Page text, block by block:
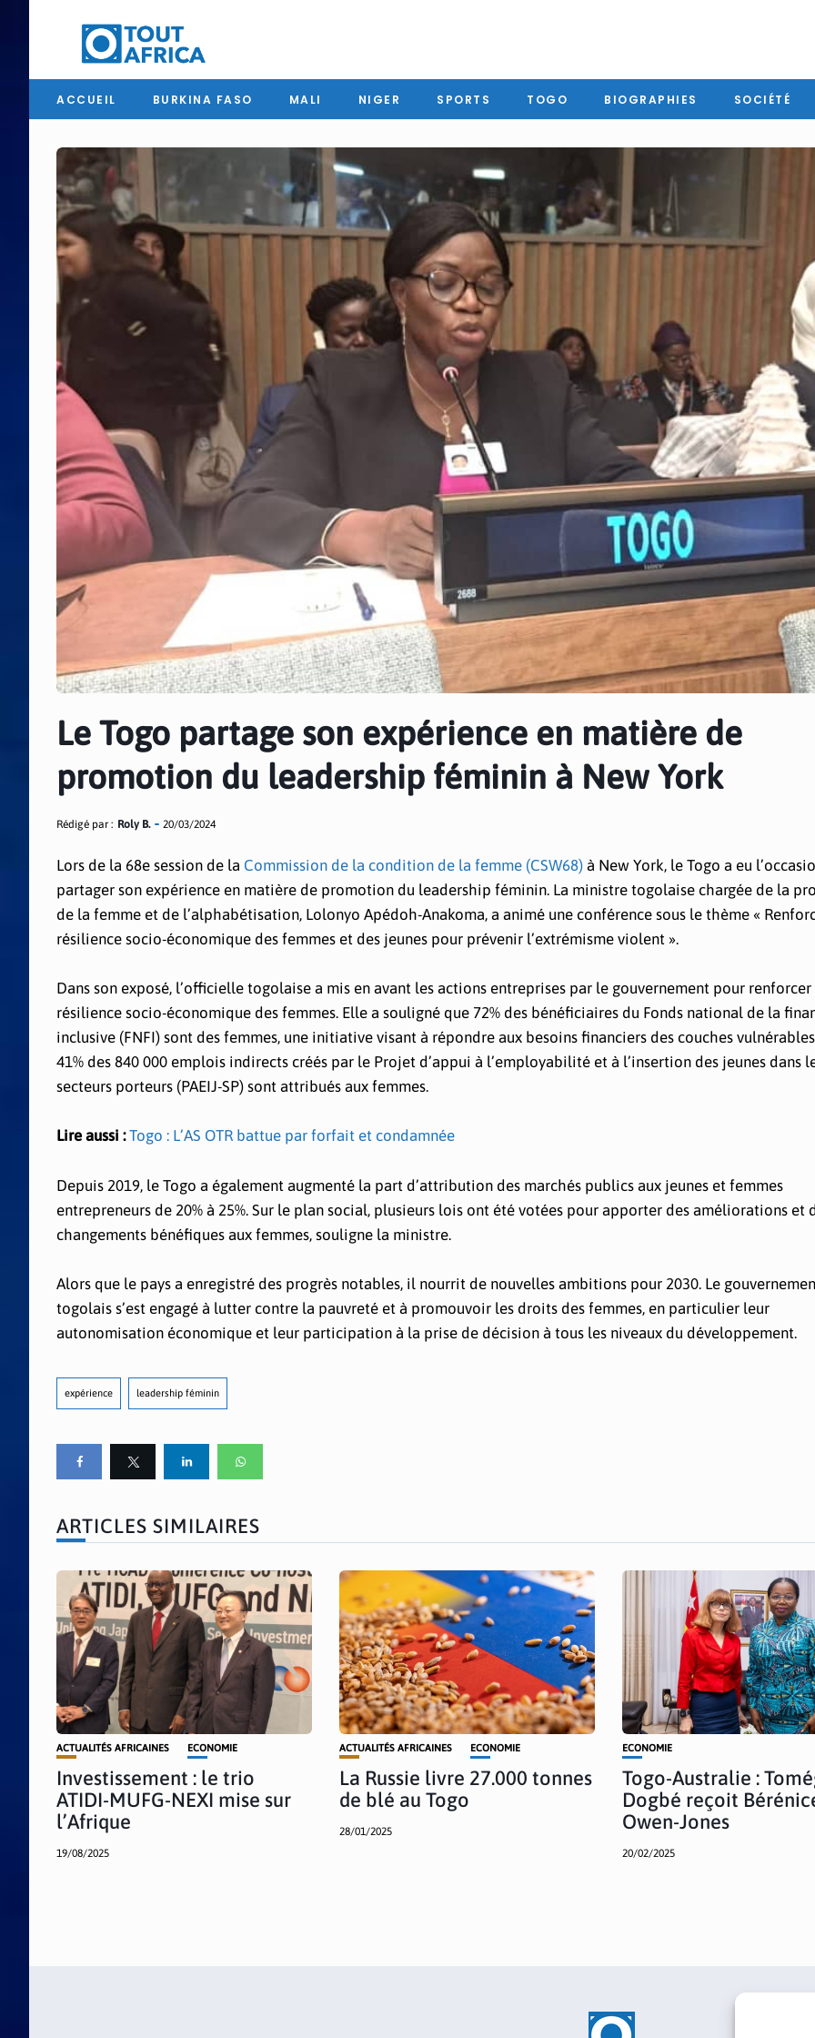
ACCUEIL BURKINA FASO MALI NIGER SPORTS TOGO BIOGRAPHIES SOCIÉTÉ
Le Togo partage son expérience en matière de
promotion du leadership féminin à New York
Rédigé par : Roly B. 20/03/2024
Lors de la 68e session de la Commission de la condition de la femme (CSW68) à New York, le Togo a eu
partager son expérience en matière de promotion du leadership féminin. La ministre togolaise chargée de la
de la femme et de l’alphabétisation, Lolonyo Apédoh-Anakoma, a animé une conférence sous le thème «
résilience socio-économique des femmes et des jeunes pour prévenir l’extrémisme violent ».
Dans son exposé, l’officielle togolaise a mis en avant les actions entreprises par le gouvernement pour renforcer
résilience socio-économique des femmes. Elle a souligné que 72% des bénéficiaires du Fonds national de la
inclusive (FNFI) sont des femmes, une initiative visant à répondre aux besoins financiers des couches
41% des 840 000 emplois indirects créés par le Projet d’appui à l’employabilité et à l’insertion des jeunes dans
secteurs porteurs (PAEIJ-SP) sont attribués aux femmes.
Lire aussi :Togo : L’AS OTR battue par forfait et condamnée
Depuis 2019, le Togo a également augmenté la part d’attribution des marchés publics aux jeunes et femmes
entrepreneurs de 20% à 25%. Sur le plan social, plusieurs lois ont été votées pour apporter des améliorations et
changements bénéfiques aux femmes, souligne la ministre.
Alors que le pays a enregistré des progrès notables, il nourrit de nouvelles ambitions pour 2030. Le
togolais s’est engagé à lutter contre la pauvreté et à promouvoir les droits des femmes, en particulier leur
autonomisation économique et leur participation à la prise de décision à tous les niveaux du développement.
expérience leadership féminin
ARTICLES SIMILAIRES
ACTUALITÉS AFRICAINES ECONOMIE
Investissement : le trio
ATIDI-MUFG-NEXI mise sur
l’Afrique
19/08/2025
ACTUALITÉS AFRICAINES ECONOMIE
La Russie livre 27.000 tonnes
de blé au Togo
28/01/2025
ECONOMIE
Togo-Australie :
Dogbé reçoit
Owen-Jones
20/02/2025